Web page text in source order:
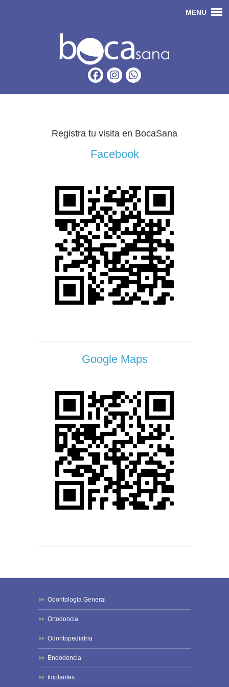
Registra tu visita en BocaSana
Facebook
Google Maps
Odontologia General
Ortodoncia
Odontopediatria
Endodoncia
Implantes